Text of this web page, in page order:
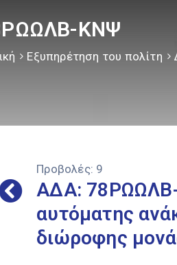
ΚΝΨ
Εξυπηρέτηση του πολίτη
Προβολές: 9
ΑΔΑ: 78ΡΩΩΛΒ-
αυτόματης
διώροφης